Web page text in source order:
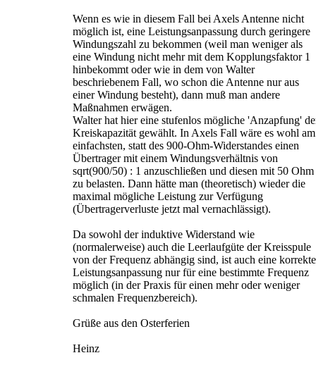
Wenn es wie in diesem Fall bei Axels Antenne nicht
möglich ist, eine Leistungsanpassung durch geringere
Windungszahl zu bekommen (weil man weniger als
eine Windung nicht mehr mit dem Kopplungsfaktor 1
hinbekommt oder wie in dem von Walter
beschriebenem Fall, wo schon die Antenne nur aus
einer Windung besteht), dann muß man andere
Maßnahmen erwägen.
Walter hat hier eine stufenlos mögliche 'Anzapfung'
Kreiskapazität gewählt. In Axels Fall wäre es wohl am
einfachsten, statt des 900-Ohm-Widerstandes einen
Übertrager mit einem Windungsverhältnis von
sqrt(900/50) : 1 anzuschließen und diesen mit 50 Ohm
zu belasten. Dann hätte man (theoretisch) wieder die
maximal mögliche Leistung zur Verfügung
(Übertragerverluste jetzt mal vernachlässigt).
Da sowohl der induktive Widerstand wie
(normalerweise) auch die Leerlaufgüte der Kreisspule
von der Frequenz abhängig sind, ist auch eine korrekte
Leistungsanpassung nur für eine bestimmte Frequenz
möglich (in der Praxis für einen mehr oder weniger
schmalen Frequenzbereich).
Grüße aus den Osterferien
Heinz